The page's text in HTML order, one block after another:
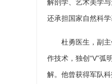
解剖学、艺术美学
还承担国家自然科
杜勇医生，副
作技术，独创“V”弧
解。他曾获得军队